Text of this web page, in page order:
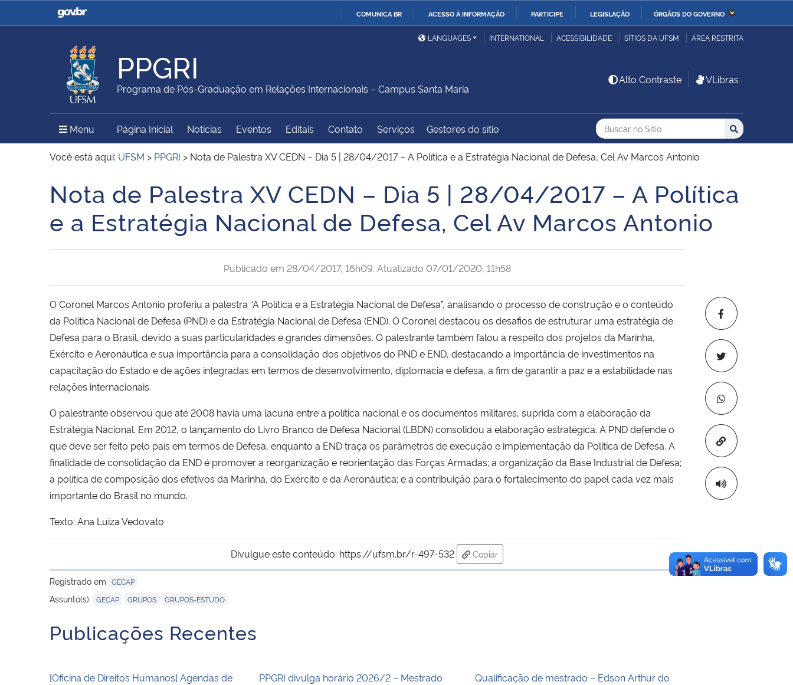
COMUNICA BR ACESSO À INFORMAÇÃO PARTICIPE LEGISLAÇÃO ÓRGÃOS DO GOVERNO
Casa Civil
Ministério da Justiça e
Ministério da Defesa
Ministério das Relações
Exteriores
Ministério da Economia Ministério da Infraestrutura
Ministério da Agricultura,
Pecuária e Abastecimento
Ministério da Educação
Ministério da Ciência,
Tecnologia, Inovações e
Ministério do Meio Ambiente Ministério do Turismo
Ministério do
Desenvolvimento Regional
Controladoria-Geral da
União
Família e dos Direitos
Secretaria de Governo
Gabinete de Segurança
Institucional
Advocacia-Geral da União Banco Central do Brasil Planalto
LANGUAGES INTERNATIONAL ACESSIBILIDADE SÍTIOS DA UFSM ÁREA RESTRITA
PPGRI
Programa de Pós-Graduação em Relações Internacionais – Campus Santa Maria
Alto Contraste VLibras
Menu Menu Principal do Sítio
Página Inicial Notícias Eventos Editais Contato Serviços Gestores do sítio Busca
Buscar no no Sítio
Busca: Buscar
Você está aqui: UFSM > PPGRI > Nota de Palestra XV CEDN – Dia 5 | 28/04/2017 – A Política e a Estratégia Nacional de Defesa, Cel Av Marcos Antonio
Início do conteúdo
Nota de Palestra XV CEDN – Dia 5 | 28/04/2017 – A Política
e a Estratégia Nacional de Defesa, Cel Av Marcos Antonio
Copiar para
Publicado em 28/04/2017, 16h09. Atualizado 07/01/2020, 11h58
O Coronel Marcos Antonio proferiu a palestra “A Política e a Estratégia Nacional de Defesa”, analisando o processo de construção e o conteúdo
da Política Nacional de Defesa (PND) e da Estratégia Nacional de Defesa (END). O Coronel destacou os desafios de estruturar uma estratégia de
Defesa para o Brasil, devido a suas particularidades e grandes dimensões. O palestrante também falou a respeito dos projetos da Marinha,
Exército e Aeronáutica e sua importância para a consolidação dos objetivos do PND e END, destacando a importância de investimentos na
capacitação do Estado e de ações integradas em termos de desenvolvimento, diplomacia e defesa, a fim de garantir a paz e a estabilidade nas
relações internacionais.
O palestrante observou que até 2008 havia uma lacuna entre a política nacional e os documentos militares, suprida com a elaboração da
Estratégia Nacional. Em 2012, o lançamento do Livro Branco de Defesa Nacional (LBDN) consolidou a elaboração estratégica. A PND defende o
que deve ser feito pelo país em termos de Defesa, enquanto a END traça os parâmetros de execução e implementação da Política de Defesa. A
finalidade de consolidação da END é promover a reorganização e reorientação das Forças Armadas; a organização da Base Industrial de Defesa;
a política de composição dos efetivos da Marinha, do Exército e da Aeronáutica; e a contribuição para o fortalecimento do papel cada vez mais
importante do Brasil no mundo.
Texto: Ana Luiza Vedovato
Divulgue este conteúdo: https://ufsm.br/r-497-532
Copiar
para área de transferência
Registrado em GECAP
Assunto(s): GECAP GRUPOS GRUPOS-ESTUDO
Publicações Recentes
[Oficina de Direitos Humanos] Agendas de
PPGRI divulga horário 2026/2 – Mestrado
Qualificação de mestrado – Edson Arthur do